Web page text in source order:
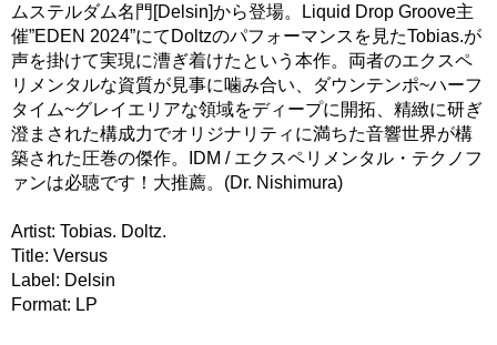
ムステルダム名門[Delsin]から登場。Liquid Drop Groove主
催”EDEN 2024”にてDoltzのパフォーマンスを見たTobias.が
声を掛けて実現に漕ぎ着けたという本作。両者のエクスペ
リメンタルな資質が見事に噛み合い、ダウンテンポ~ハーフ
タイム~グレイエリアな領域をディープに開拓、精緻に研ぎ
澄まされた構成力でオリジナリティに満ちた音響世界が構
築された圧巻の傑作。IDM / エクスペリメンタル・テクノフ
ァンは必聴です！大推薦。(Dr. Nishimura)
Artist: Tobias. Doltz.
Title: Versus
Label: Delsin
Format: LP